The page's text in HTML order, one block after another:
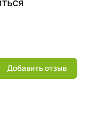
Добавить отзыв